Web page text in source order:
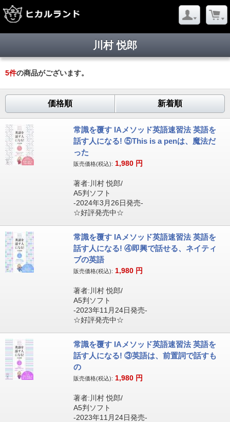
川村 悦郎
5件の商品がございます。
価格順 新着順
常識を覆す IAメソッド英語速習法 英語を
話す人になる! ⑤This is a penは、魔法だ
った
販売価格(税込): 1,980 円
著者:川村 悦郎/
A5判ソフト
-2024年3月26日発売-
☆好評発売中☆
常識を覆す IAメソッド英語速習法 英語を
話す人になる! ④即興で話せる、ネイティ
ブの英語
販売価格(税込): 1,980 円
著者:川村 悦郎/
A5判ソフト
-2023年11月24日発売-
☆好評発売中☆
常識を覆す IAメソッド英語速習法 英語を
話す人になる! ③英語は、前置詞で話すも
の
販売価格(税込): 1,980 円
著者:川村 悦郎/
A5判ソフト
-2023年11月24日発売-